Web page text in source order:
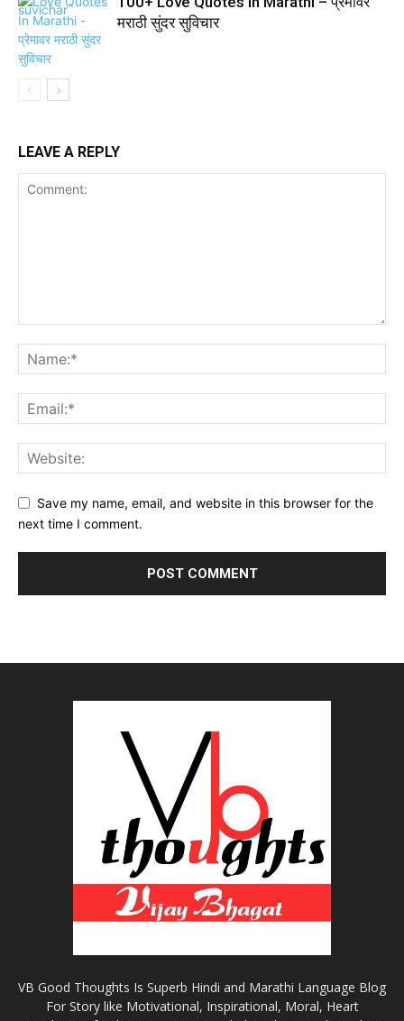
मराठी सुंदर सुविचार
LEAVE A REPLY
Save my name, email, and website in this browser for the
next time I comment.
VB Good Thoughts Is Superb Hindi and Marathi Language Blog
For Story like Motivational, Inspirational, Moral, Heart